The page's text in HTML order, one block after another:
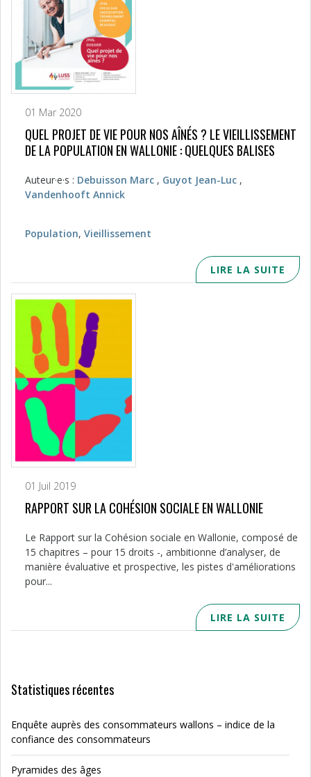
01 Mar 2020
QUEL PROJET DE VIE POUR NOS AÎNÉS ? LE VIEILLISSEMENT
DE LA POPULATION EN WALLONIE : QUELQUES BALISES
Auteur·e·s : Debuisson Marc , Guyot Jean-Luc ,
Vandenhooft Annick
Population, Vieillissement
LIRE LA SUITE
01 Juil 2019
RAPPORT SUR LA COHÉSION SOCIALE EN WALLONIE
Le Rapport sur la Cohésion sociale en Wallonie, composé de
15 chapitres – pour 15 droits -, ambitionne d’analyser, de
manière évaluative et prospective, les pistes d'améliorations
pour...
LIRE LA SUITE
Statistiques récentes
Enquête auprès des consommateurs wallons – indice de la
confiance des consommateurs
Pyramides des âges